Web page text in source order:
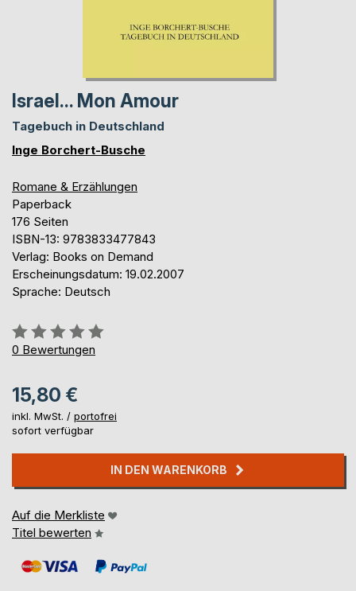
Israel... Mon Amour
Tagebuch in Deutschland
Inge Borchert-Busche
Romane & Erzählungen
Paperback
176 Seiten
ISBN-13: 9783833477843
Verlag: Books on Demand
Erscheinungsdatum: 19.02.2007
Sprache: Deutsch
Bewertung::
0%
0 Bewertungen
15,80 €
inkl. MwSt. / portofrei
sofort verfügbar
IN DEN WARENKORB
Auf die Merkliste
Titel bewerten